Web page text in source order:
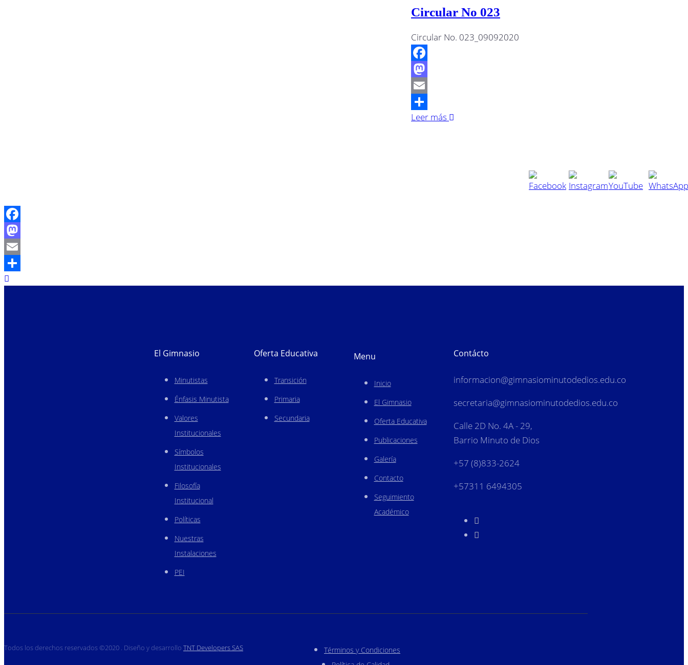
Circular No 023
Circular No. 023_09092020
Facebook
Mastodon
Email
Compartir
Leer más
Facebook
Mastodon
Email
Compartir
El Gimnasio
Minutistas
Énfasis Minutista
Valores
Institucionales
Símbolos
Institucionales
Filosofía
Institucional
Políticas
Nuestras
Instalaciones
PEI
Oferta Educativa
Transición
Primaria
Secundaria
Menu
Inicio
El Gimnasio
Oferta Educativa
Publicaciones
Galería
Contacto
Seguimiento
Académico
Contácto
informacion@gimnasiominutodedios.edu.co
secretaria@gimnasiominutodedios.edu.co
Calle 2D No. 4A - 29,
Barrio Minuto de Dios
+57 (8)833-2624
+57311 6494305
Todos los derechos reservados ©2020 . Diseño y desarrollo TNT Developers SAS
Términos y Condiciones